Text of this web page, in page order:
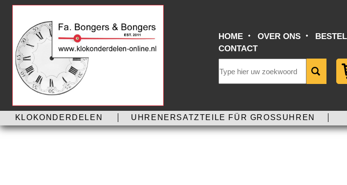
HOME OVER ONS
CONTACT
KLOKONDERDELEN UHRENERSATZTEILE FÜR GROSSUHREN